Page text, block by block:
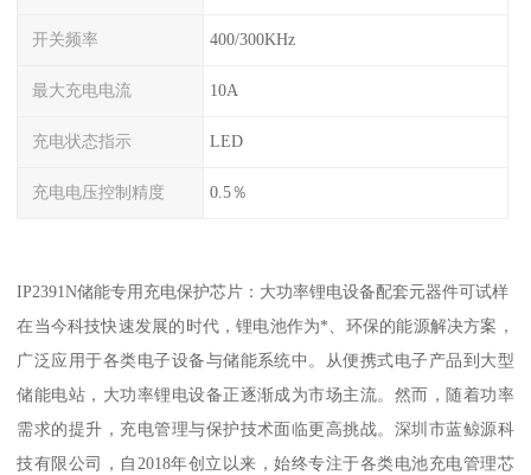
开关频率 400/300KHz
最大充电电流 10A
充电状态指示 LED
充电电压控制精度 0.5％
IP2391N储能专用充电保护芯片：大功率锂电设备配套元器件可试样
在当今科技快速发展的时代，锂电池作为*、环保的能源解决方案，
广泛应用于各类电子设备与储能系统中。从便携式电子产品到大型
储能电站，大功率锂电设备正逐渐成为市场主流。然而，随着功率
需求的提升，充电管理与保护技术面临更高挑战。深圳市蓝鲸源科
技有限公司，自2018年创立以来，始终专注于各类电池充电管理芯